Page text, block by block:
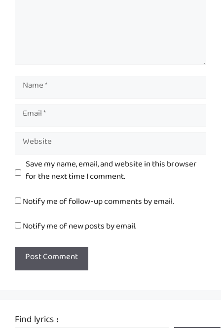
Name
Email
Website
Save my name, email, and website in this browser
for the next time I comment.
Notify me of follow-up comments by email.
Notify me of new posts by email.
Find lyrics :